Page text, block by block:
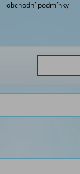
obchodní podmínky